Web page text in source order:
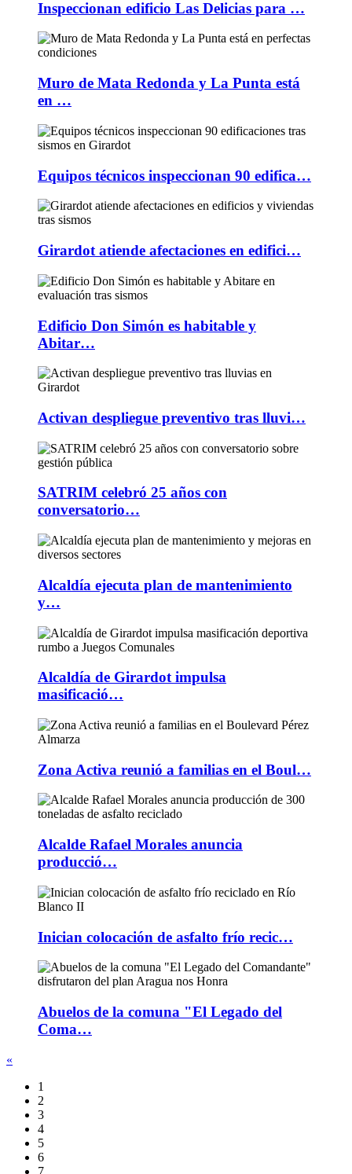
Inspeccionan edificio Las Delicias para …
Muro de Mata Redonda y La Punta está
en …
Equipos técnicos inspeccionan 90 edifica…
Girardot atiende afectaciones en edifici…
Edificio Don Simón es habitable y
Abitar…
Activan despliegue preventivo tras lluvi…
SATRIM celebró 25 años con
conversatorio…
Alcaldía ejecuta plan de mantenimiento
y…
Alcaldía de Girardot impulsa
masificació…
Zona Activa reunió a familias en el Boul…
Alcalde Rafael Morales anuncia
producció…
Inician colocación de asfalto frío recic…
Abuelos de la comuna "El Legado del
Coma…
«
1
2
3
4
5
6
7